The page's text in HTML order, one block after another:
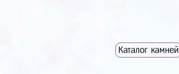
Каталог камней